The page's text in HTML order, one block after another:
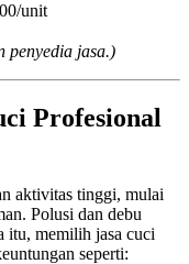
unit
penyedia jasa.)
Profesional
aktivitas tinggi, mulai
Polusi dan debu
itu, memilih jasa cuci
seperti: